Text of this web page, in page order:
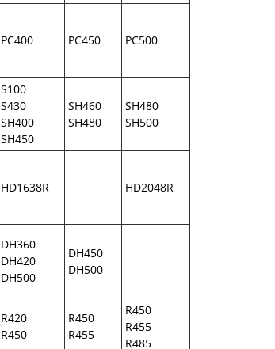
PC400 PC450 PC500
S100
S430
SH400
SH450
SH460
SH480
SH480
SH500
HD1638R HD2048R
DH360
DH420
DH500
DH450
DH500
R420
R450
R450
R455
R450
R455
R485